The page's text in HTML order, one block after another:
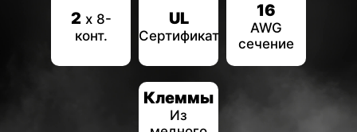
2x 8-
конт.
UL
Сертификат
16
AWG
сечение
Клеммы
Из